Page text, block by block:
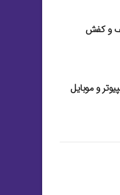
و کفش
و موبایل